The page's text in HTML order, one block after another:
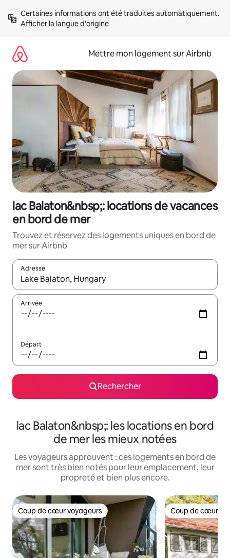
directement
Afficher la langue d'origine
Mettre mon logement sur Airbnb
lac Balaton&nbsp;: locations de vacances
en bord de mer
Trouvez et réservez des logements uniques en bord de
mer sur Airbnb
Adresse
Lorsque les résultats s'affichent, utilisez les flèches vers le
Arrivée
Départ
Rechercher
lac Balaton&nbsp;: les locations en bord
de mer les mieux notées
Les voyageurs approuvent : ces logements en bord de
mer sont très bien notés pour leur emplacement, leur
propreté et bien plus encore.
Coup de cœur voyageurs
Coup de cœur voyageurs Coup de cœur
Coup de cœur